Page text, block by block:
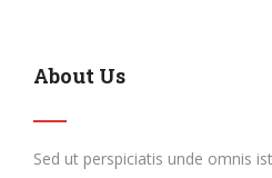
About Us
Sed ut perspiciatis unde omnis